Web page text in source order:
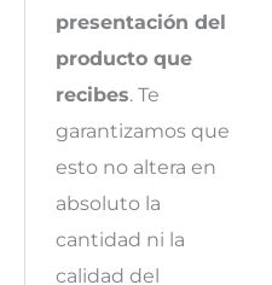
presentación del
producto que
recibes. Te
garantizamos que
esto no altera en
absoluto la
cantidad ni la
calidad del